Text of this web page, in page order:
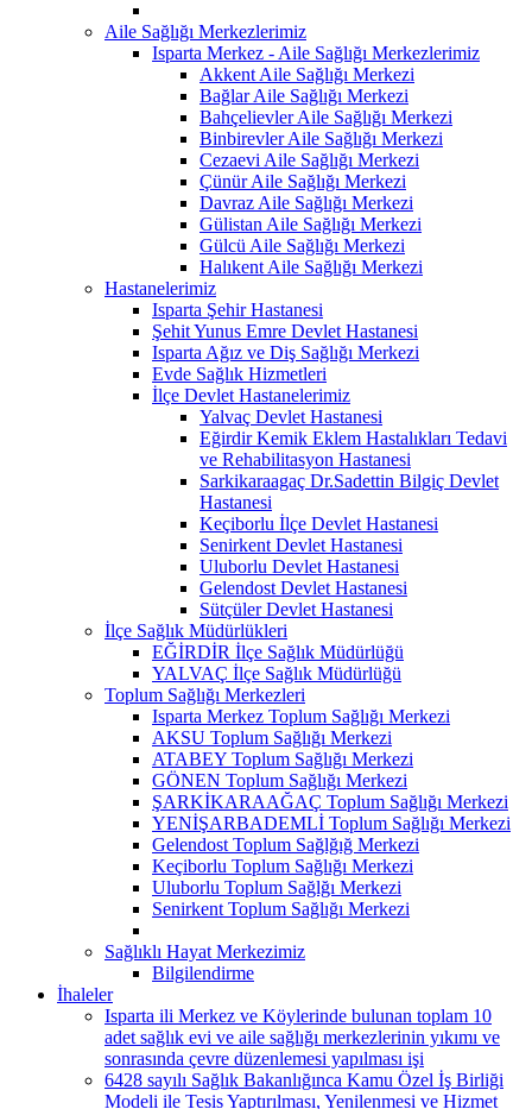
Aile Sağlığı Merkezlerimiz
Isparta Merkez - Aile Sağlığı Merkezlerimiz
Akkent Aile Sağlığı Merkezi
Bağlar Aile Sağlığı Merkezi
Bahçelievler Aile Sağlığı Merkezi
Binbirevler Aile Sağlığı Merkezi
Cezaevi Aile Sağlığı Merkezi
Çünür Aile Sağlığı Merkezi
Davraz Aile Sağlığı Merkezi
Gülistan Aile Sağlığı Merkezi
Gülcü Aile Sağlığı Merkezi
Halıkent Aile Sağlığı Merkezi
Hastanelerimiz
Isparta Şehir Hastanesi
Şehit Yunus Emre Devlet Hastanesi
Isparta Ağız ve Diş Sağlığı Merkezi
Evde Sağlık Hizmetleri
İlçe Devlet Hastanelerimiz
Yalvaç Devlet Hastanesi
Eğirdir Kemik Eklem Hastalıkları Tedavi
ve Rehabilitasyon Hastanesi
Sarkikaraagaç Dr.Sadettin Bilgiç Devlet
Hastanesi
Keçiborlu İlçe Devlet Hastanesi
Senirkent Devlet Hastanesi
Uluborlu Devlet Hastanesi
Gelendost Devlet Hastanesi
Sütçüler Devlet Hastanesi
İlçe Sağlık Müdürlükleri
EĞİRDİR İlçe Sağlık Müdürlüğü
YALVAÇ İlçe Sağlık Müdürlüğü
Toplum Sağlığı Merkezleri
Isparta Merkez Toplum Sağlığı Merkezi
AKSU Toplum Sağlığı Merkezi
ATABEY Toplum Sağlığı Merkezi
GÖNEN Toplum Sağlığı Merkezi
ŞARKİKARAAĞAÇ Toplum Sağlığı Merkezi
YENİŞARBADEMLİ Toplum Sağlığı Merkezi
Gelendost Toplum Sağlğığ Merkezi
Keçiborlu Toplum Sağlığı Merkezi
Uluborlu Toplum Sağlğı Merkezi
Senirkent Toplum Sağlığı Merkezi
Sağlıklı Hayat Merkezimiz
Bilgilendirme
İhaleler
Isparta ili Merkez ve Köylerinde bulunan toplam 10
adet sağlık evi ve aile sağlığı merkezlerinin yıkımı ve
sonrasında çevre düzenlemesi yapılması işi
6428 sayılı Sağlık Bakanlığınca Kamu Özel İş Birliği
Modeli ile Tesis Yaptırılması, Yenilenmesi ve Hizmet